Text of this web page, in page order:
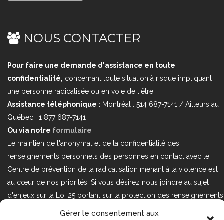
Gérer le consentement aux
NOUS CONTACTER
Pour faire une demande d'assistance en toute
confidentialité, concernant toute situation à risque impliquant
une personne radicalisée ou en voie de l'être
Assistance téléphonique : Montréal : 514 687-7141 / Ailleurs au
Québec : 1 877 687-7141
Ou via notre formulaire
Le maintien de l'anonymat et de la confidentialité des
renseignements personnels des personnes en contact avec le
Centre de prévention de la radicalisation menant à la violence est
au cœur de nos priorités. Si vous désirez nous joindre au sujet
d'enjeux sur la Loi 25 portant sur la protection des renseignements
personnels dans le secteur privé, veuillez communiquer avec